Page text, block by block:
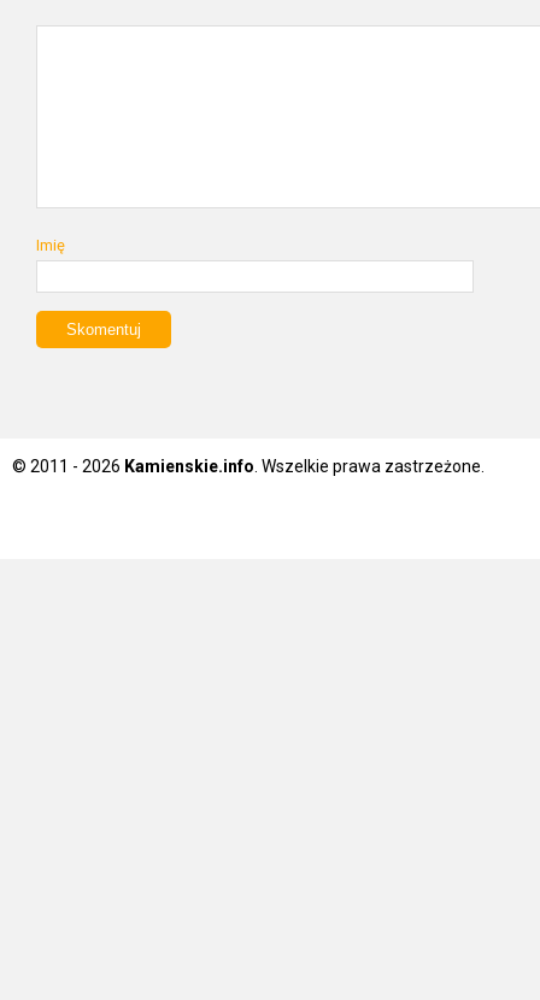
Imię
© 2011 - 2026 Kamienskie.info . Wszelkie prawa zastrzeżone.